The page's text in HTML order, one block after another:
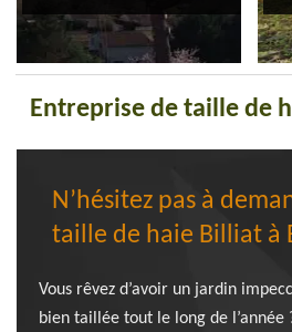
Entreprise de taille de
N’hésitez pas à
taille de haie Billiat à
Vous rêvez d’avoir un jardin
bien taillée tout le long de l’année